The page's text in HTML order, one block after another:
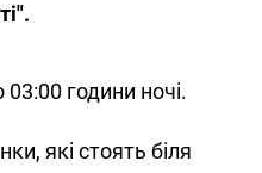
години ночі.
які стоять біля